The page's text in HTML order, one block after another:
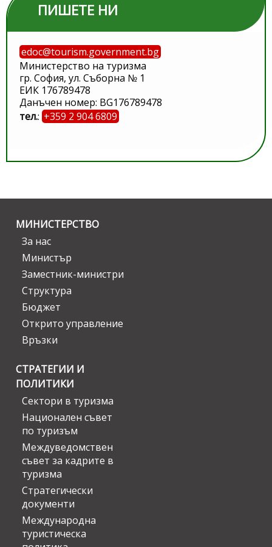
ПИШЕТЕ НИ
edoc@tourism.government.bg
Министерство на туризма
гр. София, ул. Съборна № 1
ЕИК 176789478
Данъчен номер: BG176789478
тел.: +359 2 904 6809
МИНИСТЕРСТВО
За нас
Министър
Заместник-министри
Структура
Бюджет
Открито управление
Връзки
СТРАТЕГИИ И
ПОЛИТИКИ
Сектори в туризма
Национален съвет
по туризъм
Междуведомствен
съвет за кадрите в
туризма
Стратегически
документи
Международна
туристическа